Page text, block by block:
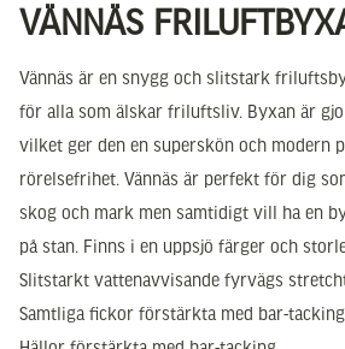
VÄNNÄS
Vännäs är en snygg och slitstark
för alla som älskar friluftsliv. Byxan är
vilket ger den en superskön och modern
rörelsefrihet. Vännäs är perfekt för dig
skog och mark men samtidigt vill ha en
på stan. Finns i en uppsjö färger och
Slitstarkt vattenavvisande fyrvägs
Samtliga fickor förstärkta med bar-tacking